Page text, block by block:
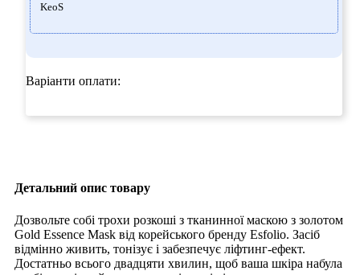
KeoS
Варіанти оплати:
Детальний опис товару
Дозвольте собі трохи розкоші з тканинної маскою з золотом
Gold Essence Mask від корейського бренду Esfolio. Засіб
відмінно живить, тонізує і забезпечує ліфтинг-ефект.
Достатньо всього двадцяти хвилин, щоб ваша шкіра набула